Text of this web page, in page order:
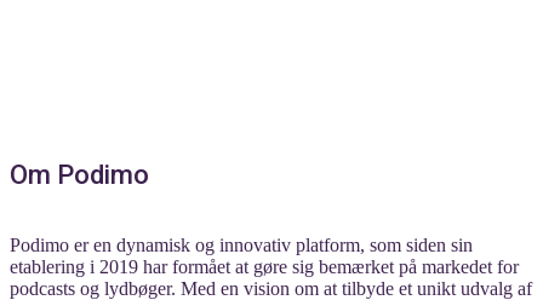
Om Podimo
Podimo er en dynamisk og innovativ platform, som siden sin
etablering i 2019 har formået at gøre sig bemærket på markedet for
podcasts og lydbøger. Med en vision om at tilbyde et unikt udvalg af